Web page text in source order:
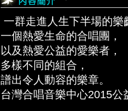
一群走進人生下半場的樂
一個熱愛生命的合唱團，
以及熱愛公益的愛樂者，
多樣不同的組合，
譜出令人動容的樂章。
台灣合唱音樂中心2015公